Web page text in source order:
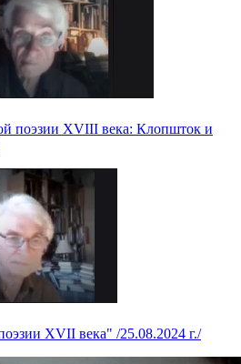
поэзии XVIII века: Клопшток и
XVII века" /25.08.2024 г./